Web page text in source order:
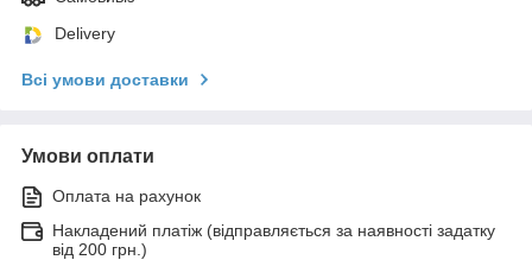
Delivery
Всі умови доставки
Умови оплати
Оплата на рахунок
Накладений платіж (відправляється за наявності задатку
від 200 грн.)